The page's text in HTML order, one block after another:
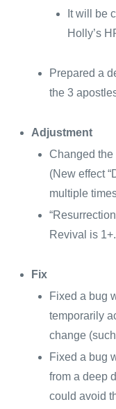
It will be
Holly’s
Prepared a
the 3
Adjustment
Changed the
(New effect
multiple
Revival is 1+.
Fix
Fixed a bug
temporarily
change
Fixed a bug
from a deep
could avoid